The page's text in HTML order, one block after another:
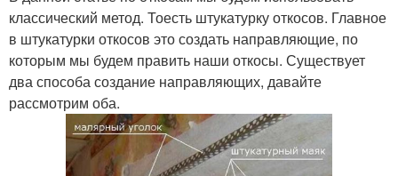
классический метод. Тоесть штукатурку откосов. Главное
в штукатурки откосов это создать направляющие, по
которым мы будем править наши откосы. Существует
два способа создание направляющих, давайте
рассмотрим оба.